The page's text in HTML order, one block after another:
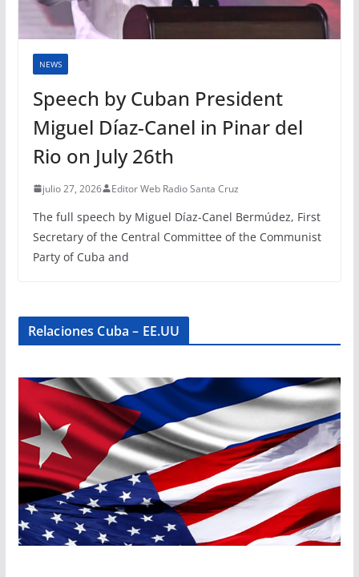
NEWS
Speech by Cuban President
Miguel Díaz-Canel in Pinar del
Rio on July 26th
julio 27, 2026 Editor Web Radio Santa Cruz
The full speech by Miguel Díaz-Canel Bermúdez, First
Secretary of the Central Committee of the Communist
Party of Cuba and
Relaciones Cuba – EE.UU